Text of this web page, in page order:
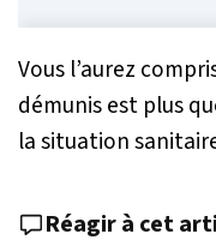
Vous l’aurez
démunis est plus
la situation
Réagir à cet